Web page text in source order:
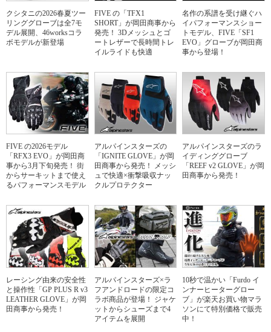
クシタニの2026春夏ツー
リンググローブは全7モ
デル展開、46worksコラ
ボモデルが新登場
FIVE の「TFX1
SHORT」が岡田商事から
発売！ 3Dメッシュとゴ
ートレザーで長時間トレ
イルライドも快適
名作の系譜を受け継ぐハ
イパフォーマンスショー
トモデル、FIVE「SF1
EVO」グローブが岡田商
事から登場！
FIVE の2026モデル
「RFX3 EVO」が岡田商
事から3月下旬発売！ 街
からサーキットまで使え
るパフォーマンスモデル
アルパインスターズの
「IGNITE GLOVE」が岡
田商事から発売！ メッシ
ュで快適×衝撃吸収ナッ
クルプロテクター
アルパインスターズのラ
イディンググローブ
「REEF v2 GLOVE」が岡
田商事から発売！
レーシング由来の安全性
と操作性「GP PLUS R v3
LEATHER GLOVE」が岡
田商事から発売！
アルパインスターズ×ラ
フアンドロードの限定コ
ラボ商品が登場！ ジャケ
ットからシューズまで4
アイテムを展開
10秒で温かい「Furdo イ
ンナーヒーターグロー
ブ」が楽天お買い物マラ
ソンにて特別価格で販売
中！